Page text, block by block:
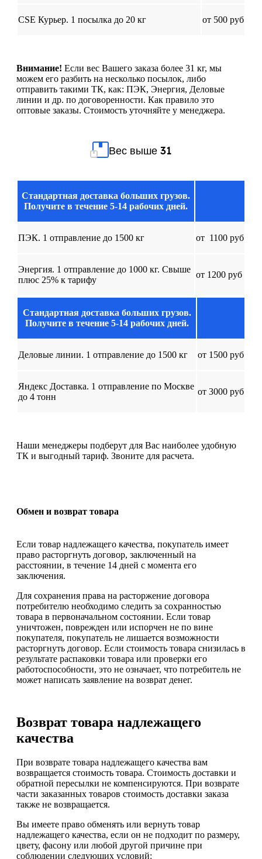
CSE Курьер. 1 посылка до 20 кг от 500 руб
Внимание! Если вес Вашего заказа более 31 кг, мы
можем его разбить на несколько посылок, либо
отправить такими ТК, как: ПЭК, Энергия, Деловые
линии и др. по договоренности. Как правило это
оптовые заказы. Стоимость уточняйте у менеджера.
Вес выше 31
Стандартная доставка больших грузов.
Получите в течение 5-14 рабочих дней.
ПЭК. 1 отправление до 1500 кг от 1100 руб
Энергия. 1 отправление до 1000 кг. Свыше
плюс 25% к тарифу
от 1200 руб
Стандартная доставка больших грузов.
Получите в течение 5-14 рабочих дней.
Деловые линии. 1 отправление до 1500 кг от 1500 руб
Яндекс Доставка. 1 отправление по Москве
до 4 тонн
от 3000 руб
Наши менеджеры подберут для Вас наиболее удобную
ТК и выгодный тариф. Звоните для расчета.
Обмен и возврат товара
Если товар надлежащего качества, покупатель имеет
право расторгнуть договор, заключенный на
расстоянии, в течение 14 дней с момента его
заключения.
Для сохранения права на расторжение договора
потребителю необходимо следить за сохранностью
товара в первоначальном состоянии. Если товар
уничтожен, поврежден или испорчен не по вине
покупателя, покупатель не лишается возможности
расторгнуть договор. Если стоимость товара снизилась в
результате распаковки товара или проверки его
работоспособности, это не означает, что потребитель не
может написать заявление на возврат денег.
Возврат товара надлежащего
качества
При возврате товара надлежащего качества вам
возвращается стоимость товара. Стоимость доставки и
обратной пересылки не компенсируются. При возврате
части заказанных товаров стоимость доставки заказа
также не возвращается.
Вы имеете право обменять или вернуть товар
надлежащего качества, если он не подходит по размеру,
цвету, фасону или любой другой причине при
соблюдении следующих условий: